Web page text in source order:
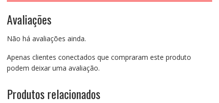
Enfoque
Psicomotor
quantidade
Avaliações
Não há avaliações ainda.
Apenas clientes conectados que compraram este produto
podem deixar uma avaliação.
Produtos relacionados